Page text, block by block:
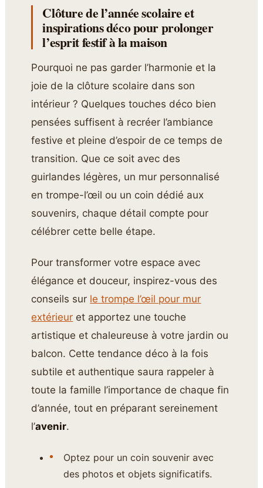
Clôture de l’année scolaire et
inspirations déco pour prolonger
l’esprit festif à la maison
Pourquoi ne pas garder l’harmonie et la
joie de la clôture scolaire dans son
intérieur ? Quelques touches déco bien
pensées suffisent à recréer l’ambiance
festive et pleine d’espoir de ce temps de
transition. Que ce soit avec des
guirlandes légères, un mur personnalisé
en trompe-l’œil ou un coin dédié aux
souvenirs, chaque détail compte pour
célébrer cette belle étape.
Pour transformer votre espace avec
élégance et douceur, inspirez-vous des
conseils sur le trompe l’œil pour mur
extérieur et apportez une touche
artistique et chaleureuse à votre jardin ou
balcon. Cette tendance déco à la fois
subtile et authentique saura rappeler à
toute la famille l’importance de chaque fin
d’année, tout en préparant sereinement
l’avenir.
Optez pour un coin souvenir avec
des photos et objets significatifs.